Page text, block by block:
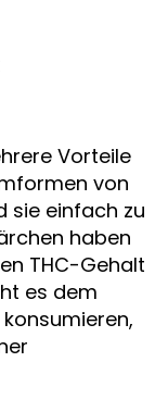
Vorteile
von
sie einfach zu
haben
THC-Gehalt
es dem